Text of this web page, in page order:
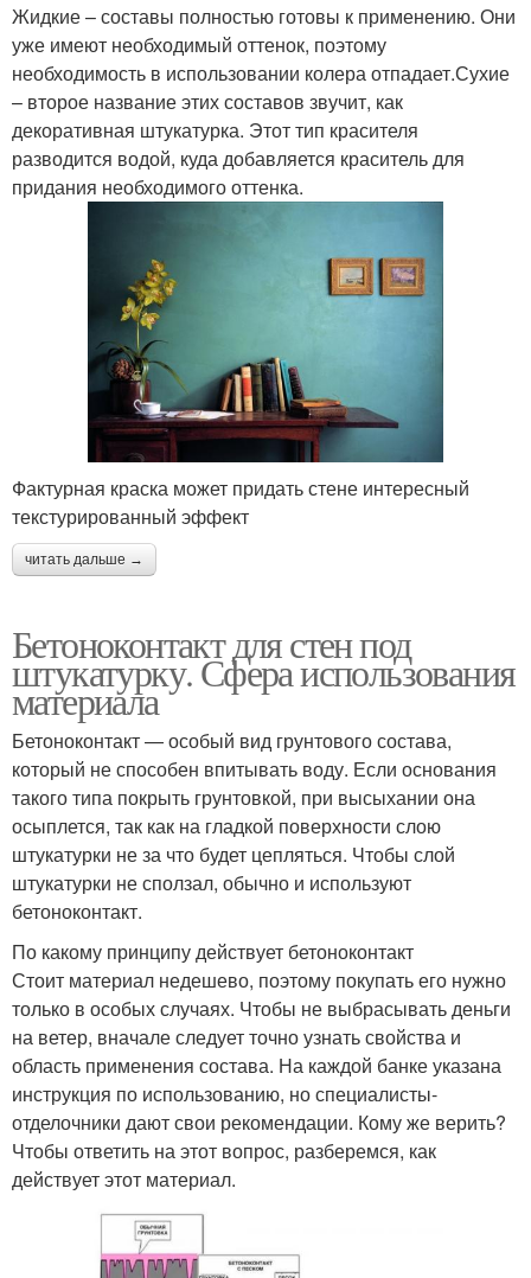
Жидкие – составы полностью готовы к применению. Они
уже имеют необходимый оттенок, поэтому
необходимость в использовании колера отпадает.Сухие
– второе название этих составов звучит, как
декоративная штукатурка. Этот тип красителя
разводится водой, куда добавляется краситель для
придания необходимого оттенка.
Фактурная краска может придать стене интересный
текстурированный эффект
читать дальше →
Бетоноконтакт для стен под
штукатурку. Сфера использования
материала
Бетоноконтакт — особый вид грунтового состава,
который не способен впитывать воду. Если основания
такого типа покрыть грунтовкой, при высыхании она
осыплется, так как на гладкой поверхности слою
штукатурки не за что будет цепляться. Чтобы слой
штукатурки не сползал, обычно и используют
бетоноконтакт.
По какому принципу действует бетоноконтакт
Стоит материал недешево, поэтому покупать его нужно
только в особых случаях. Чтобы не выбрасывать деньги
на ветер, вначале следует точно узнать свойства и
область применения состава. На каждой банке указана
инструкция по использованию, но специалисты-
отделочники дают свои рекомендации. Кому же верить?
Чтобы ответить на этот вопрос, разберемся, как
действует этот материал.